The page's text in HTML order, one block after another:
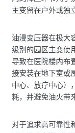
主变留在户外或独
油浸变压器在极大
级别的园区主变使
导致在医院楼内布
接安装在地下室或
中心、放疗中心）
耗，并避免油火带
对于追求高可靠性